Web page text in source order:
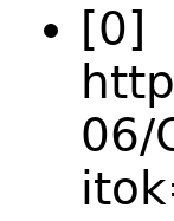
[0]
06/